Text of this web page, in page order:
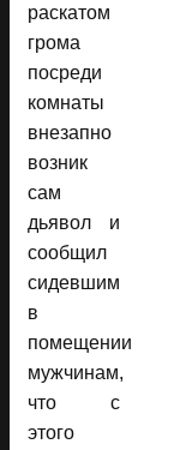
раскатом
грома
посреди
комнаты
внезапно
возник
сам
дьявол и
сообщил
сидевшим
в
помещении
мужчинам,
что с
этого